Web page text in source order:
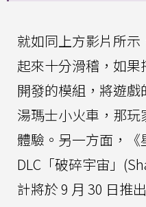
就如同上方影片所示
起來十分滑稽，如
開發的模組，將遊
湯瑪士小火車，那
體驗。另一方面，
DLC「破碎宇宙」
計將於 9 月 30 日推